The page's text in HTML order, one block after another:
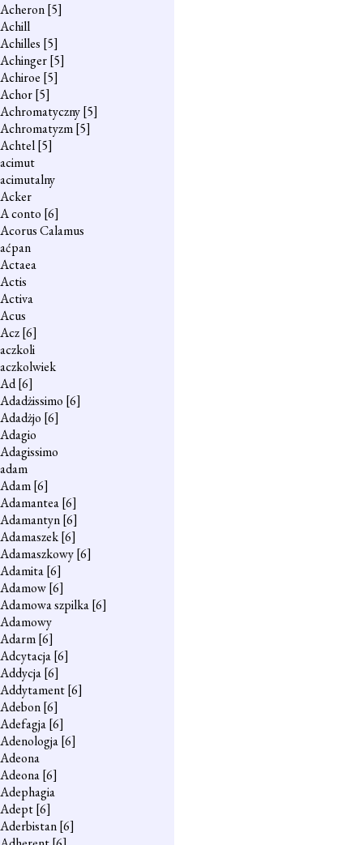
Acheron[5]
Achill
Achilles [5]
Achinger[5]
Achiroe [5]
Achor[5]
Achromatyczny[5]
Achromatyzm[5]
Achtel[5]
acimut
acimutalny
Acker
A conto [6]
Acorus Calamus
aćpan
Actaea
Actis
Activa
Acus
Acz[6]
aczkoli
aczkolwiek
Ad[6]
Adadżissimo [6]
Adadżjo [6]
Adagio
Adagissimo
adam
Adam[6]
Adamantea[6]
Adamantyn[6]
Adamaszek[6]
Adamaszkowy[6]
Adamita[6]
Adamow[6]
Adamowa szpilka[6]
Adamowy
Adarm[6]
Adcytacja[6]
Addycja[6]
Addytament[6]
Adebon[6]
Adefagja[6]
Adenologja[6]
Adeona
Adeona[6]
Adephagia
Adept[6]
Aderbistan[6]